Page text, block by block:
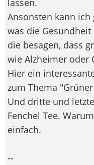
lassen.
Ansonsten kann
was die
die besagen, dass
wie Alzheimer oder
Hier ein
zum Thema
Und dritte und
Fenchel Tee.
einfach.
--